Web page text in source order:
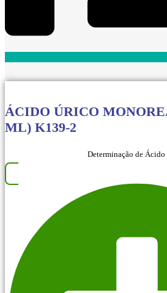
ÁCIDO ÚRICO
ML) K139-2
Determinação de Ácido